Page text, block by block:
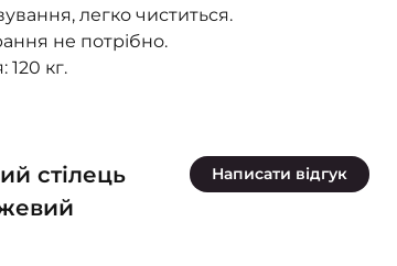
легко чиститься.
не потрібно.
кг.
стілець
Написати відгук